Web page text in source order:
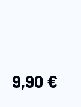
9,90 €